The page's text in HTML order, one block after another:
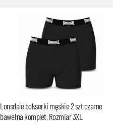
Lonsdale bokserki męskie 2 szt czarne
bawełna komplet, Rozmiar 3XL